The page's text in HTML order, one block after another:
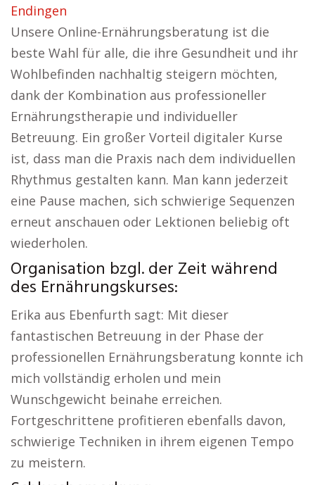
Endingen
Unsere Online-Ernährungsberatung ist die
beste Wahl für alle, die ihre Gesundheit und ihr
Wohlbefinden nachhaltig steigern möchten,
dank der Kombination aus professioneller
Ernährungstherapie und individueller
Betreuung. Ein großer Vorteil digitaler Kurse
ist, dass man die Praxis nach dem individuellen
Rhythmus gestalten kann. Man kann jederzeit
eine Pause machen, sich schwierige Sequenzen
erneut anschauen oder Lektionen beliebig oft
wiederholen.
Organisation bzgl. der Zeit während
des Ernährungskurses:
Erika aus Ebenfurth sagt: Mit dieser
fantastischen Betreuung in der Phase der
professionellen Ernährungsberatung konnte ich
mich vollständig erholen und mein
Wunschgewicht beinahe erreichen.
Fortgeschrittene profitieren ebenfalls davon,
schwierige Techniken in ihrem eigenen Tempo
zu meistern.